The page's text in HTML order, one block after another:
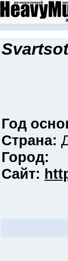
Svartsot
Год
Страна:
Город:
Сайт: